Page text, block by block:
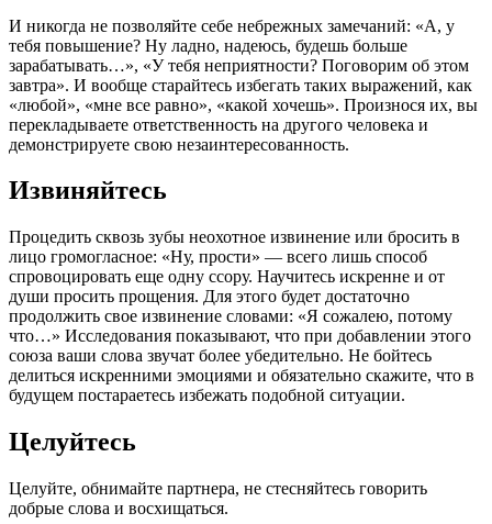
И никогда не позволяйте себе небрежных замечаний: «А, у
тебя повышение? Ну ладно, надеюсь, будешь больше
зарабатывать…», «У тебя неприятности? Поговорим об этом
завтра». И вообще старайтесь избегать таких выражений, как
«любой», «мне все равно», «какой хочешь». Произнося их, вы
перекладываете ответственность на другого человека и
демонстрируете свою незаинтересованность.
Извиняйтесь
Процедить сквозь зубы неохотное извинение или бросить в
лицо громогласное: «Ну, прости» — всего лишь способ
спровоцировать еще одну ссору. Научитесь искренне и от
души просить прощения. Для этого будет достаточно
продолжить свое извинение словами: «Я сожалею, потому
что…» Исследования показывают, что при добавлении этого
союза ваши слова звучат более убедительно. Не бойтесь
делиться искренними эмоциями и обязательно скажите, что в
будущем постараетесь избежать подобной ситуации.
Целуйтесь
Целуйте, обнимайте партнера, не стесняйтесь говорить
добрые слова и восхищаться.